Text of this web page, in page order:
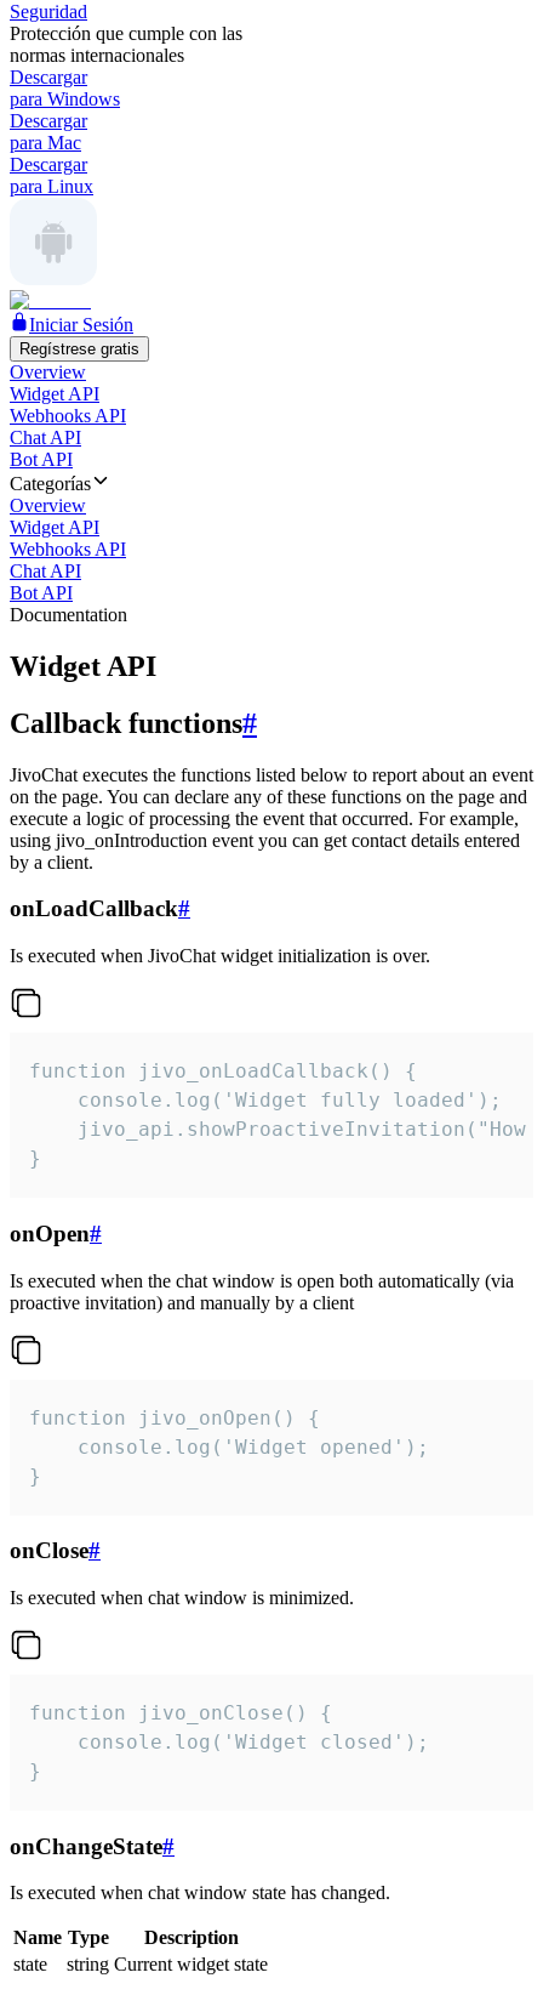
Seguridad
Protección que cumple con las
normas internacionales
Descargar
para Windows
Descargar
para Mac
Descargar
para Linux
Iniciar Sesión
Regístrese gratis
Overview
Widget API
Webhooks API
Chat API
Bot API
Categorías
Overview
Widget API
Webhooks API
Chat API
Bot API
Documentation
Widget API
Callback functions#
JivoChat executes the functions listed below to report about an event
on the page. You can declare any of these functions on the page and
execute a logic of processing the event that occurred. For example,
using jivo_onIntroduction event you can get contact details entered
by a client.
onLoadCallback#
Is executed when JivoChat widget initialization is over.
function jivo_onLoadCallback() {
    console.log('Widget fully loaded');
jivo_api.showProactiveInvitation("How
}
onOpen#
Is executed when the chat window is open both automatically (via
proactive invitation) and manually by a client
function jivo_onOpen() {
    console.log('Widget opened');
}
onClose#
Is executed when chat window is minimized.
function jivo_onClose() {
    console.log('Widget closed');
}
onChangeState#
Is executed when chat window state has changed.
Name Type
Description
state
string Current widget state